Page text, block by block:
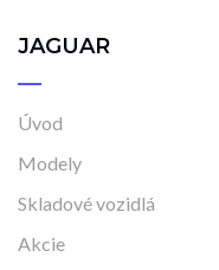
JAGUAR
Úvod
Modely
Skladové vozidlá
Akcie